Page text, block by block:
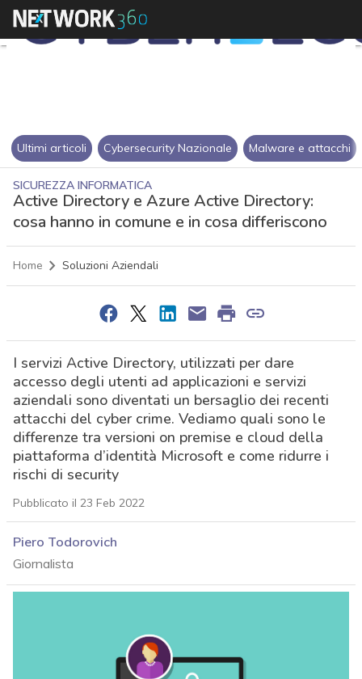
Ultimi articoli Cybersecurity Nazionale Malware e attacchi
SICUREZZA INFORMATICA
Active Directory e Azure Active Directory:
cosa hanno in comune e in cosa differiscono
Home Soluzioni Aziendali
I servizi Active Directory, utilizzati per dare
accesso degli utenti ad applicazioni e servizi
aziendali sono diventati un bersaglio dei recenti
attacchi del cyber crime. Vediamo quali sono le
differenze tra versioni on premise e cloud della
piattaforma d’identità Microsoft e come ridurre i
rischi di security
Pubblicato il 23 Feb 2022
Piero Todorovich
Giornalista